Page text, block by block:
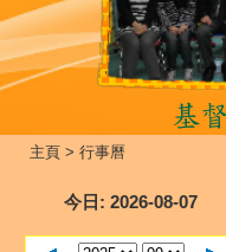
主頁 > 行事曆
今日 : 2026-08-07